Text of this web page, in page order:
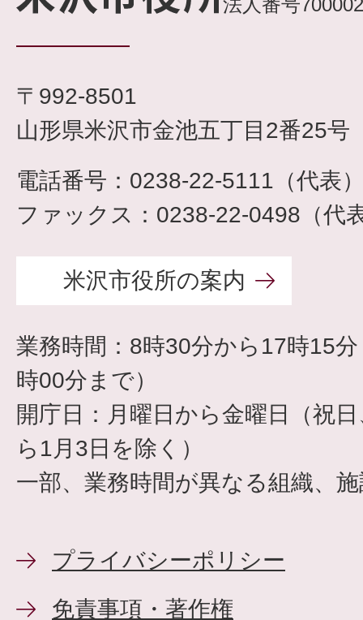
〒992-8501
山形県米沢市金池五丁目2番25号
電話番号：0238-22-5111（代表
ファックス：0238-22-0498（代
米沢市役所の案内
業務時間：8時30分から17時15
時00分まで）
開庁日：月曜日から金曜日（祝
ら1月3日を除く）
一部、業務時間が異なる組織、
プライバシーポリシー
免責事項・著作権